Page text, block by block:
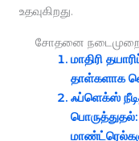
உதவுகிறது.
சோதனை
மாதிரி
தாள்களாக
ஃப்ளெக்ஸ்
பொருத்துதல்